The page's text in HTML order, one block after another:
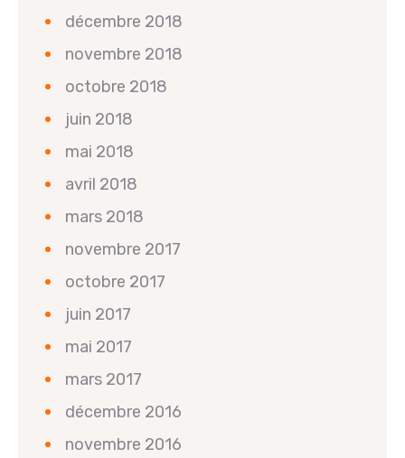
décembre 2018
novembre 2018
octobre 2018
juin 2018
mai 2018
avril 2018
mars 2018
novembre 2017
octobre 2017
juin 2017
mai 2017
mars 2017
décembre 2016
novembre 2016